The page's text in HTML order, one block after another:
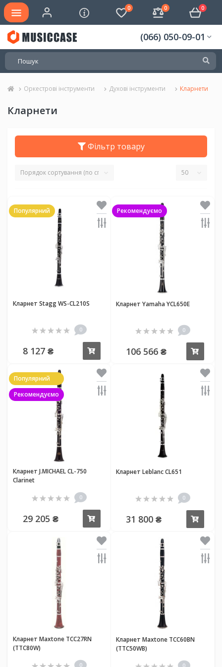
0 0 0
(066) 050-09-01
Оркестрові інструменти Духові інструменти Кларнети
Кларнети
Фільтр товару
Популярний
Кларнет Stagg WS-CL210S
0
8 127 ₴
Рекомендуємо
Кларнет Yamaha YCL650E
0
106 566 ₴
Популярний
Рекомендуємо
Кларнет J.MICHAEL CL-750
Clarinet
0
29 205 ₴
Кларнет Leblanc CL651
0
31 800 ₴
Кларнет Maxtone TCC27RN
(TTC80W)
0
Кларнет Maxtone TCC60BN
(TTC50WB)
0